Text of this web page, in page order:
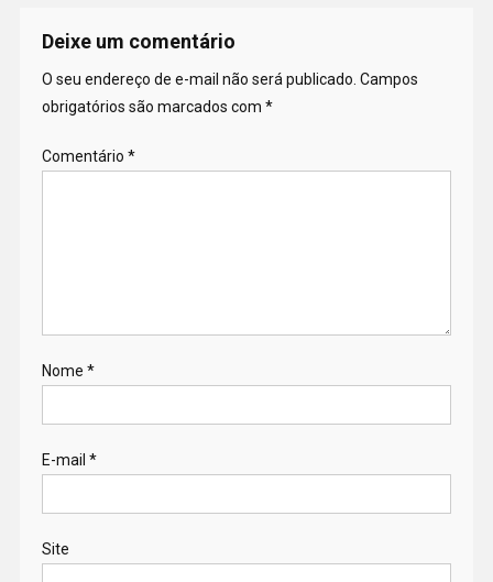
Deixe um comentário
O seu endereço de e-mail não será publicado. Campos
obrigatórios são marcados com *
Comentário *
Nome *
E-mail *
Site